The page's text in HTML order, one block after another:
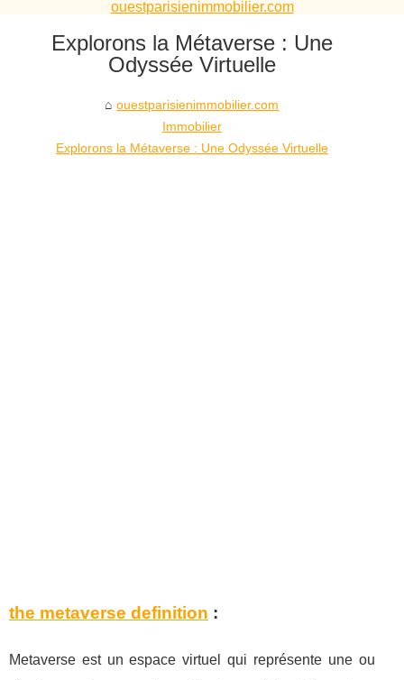
Explorons la Métaverse : Une
Odyssée Virtuelle
ouestparisienimmobilier.com
Immobilier
Explorons la Métaverse : Une Odyssée Virtuelle
the metaverse definition :
Metaverse est un espace virtuel qui représente une ou
ouestparisienimmobilier.com